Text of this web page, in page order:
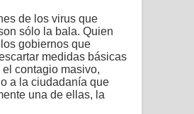
de los virus que
sólo la bala. Quien
gobiernos que
medidas básicas
el contagio masivo,
a la ciudadanía que
una de ellas, la